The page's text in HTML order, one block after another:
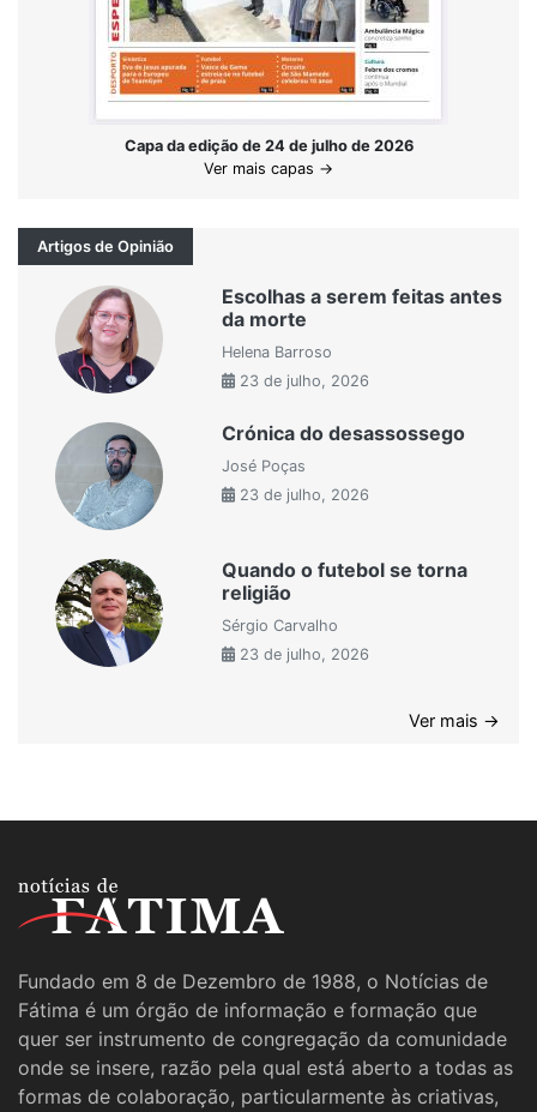
Capa da edição de 24 de julho de 2026
Ver mais capas →
Artigos de Opinião
Escolhas a serem feitas antes
da morte
Helena Barroso
23 de julho, 2026
Crónica do desassossego
José Poças
23 de julho, 2026
Quando o futebol se torna
religião
Sérgio Carvalho
23 de julho, 2026
Ver mais →
Fundado em 8 de Dezembro de 1988, o Notícias de
Fátima é um órgão de informação e formação que
quer ser instrumento de congregação da comunidade
onde se insere, razão pela qual está aberto a todas as
formas de colaboração, particularmente às criativas,